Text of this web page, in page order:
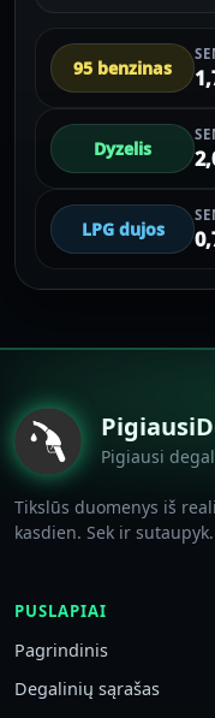
95 benzinas
Dyzelis
LPG dujos
Pigiausi
Tikslūs duomenys iš
kasdien. Sek ir sutaupyk.
PUSLAPIAI
Pagrindinis
Degalinių sąrašas